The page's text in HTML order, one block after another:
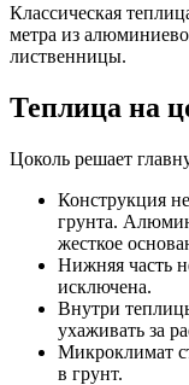
Классическая
метра из
лиственницы.
Теплица на
Цоколь решает
Конструкция
грунта.
жесткое
Нижняя часть
исключена.
Внутри
ухаживать за
Микроклимат
в грунт.